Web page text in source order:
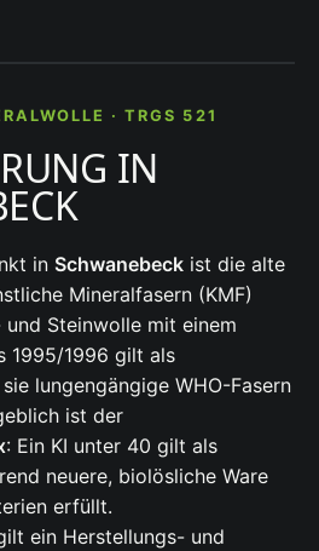
· TRGS 521
IN
in Schwanebeck ist die alte
Mineralfasern (KMF)
und Steinwolle mit einem
1995/1996 gilt als
lungengängige WHO-Fasern
ist der
: Ein KI unter 40 gilt als
neuere, biolösliche Ware
erfüllt.
ein Herstellungs- und